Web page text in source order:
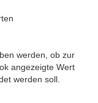
werden, ob zur
angezeigte Wert
werden soll.